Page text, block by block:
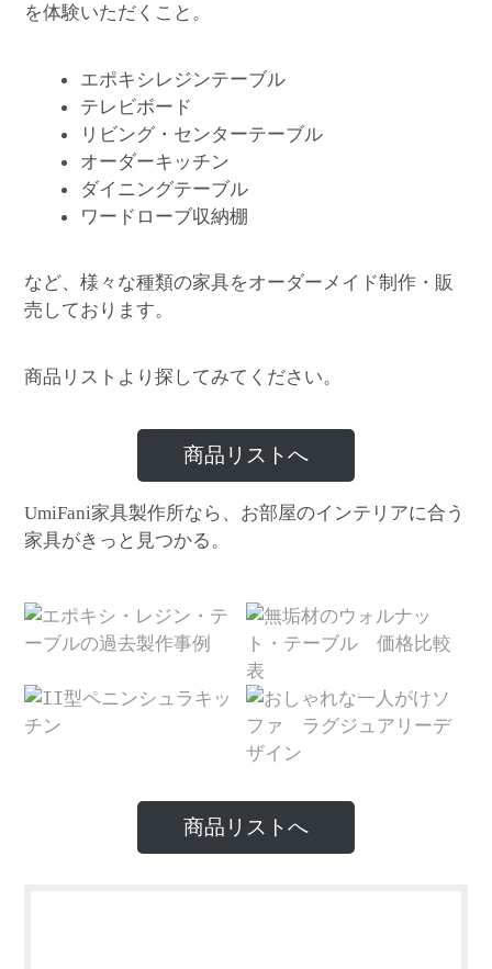
を体験いただくこと。
エポキシレジンテーブル
テレビボード
リビング・センターテーブル
オーダーキッチン
ダイニングテーブル
ワードローブ収納棚
など、様々な種類の家具をオーダーメイド制作・販
売しております。
商品リストより探してみてください。
商品リストへ
UmiFani家具製作所なら、お部屋のインテリアに合う
家具がきっと見つかる。
商品リストへ